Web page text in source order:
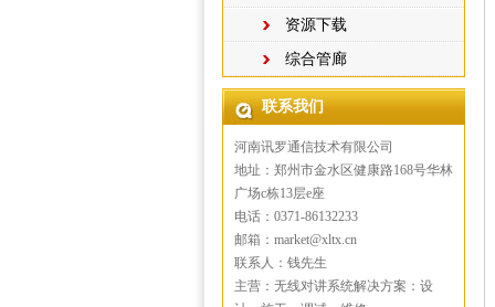
资源下载
综合管廊
联系我们
河南讯罗通信技术有限公司
地址：郑州市金水区健康路168号华林
广场c栋13层e座
电话：0371-86132233
邮箱：market@xltx.cn
联系人：钱先生
主营：无线对讲系统解决方案：设